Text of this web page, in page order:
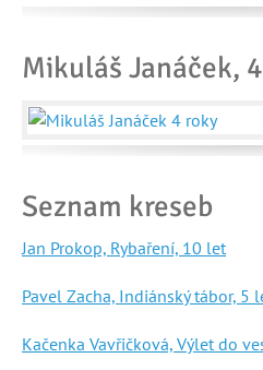
Mikuláš Janáček,
Seznam kreseb
Jan Prokop, Rybaření, 10 let
Pavel Zacha, Indiánský tábor, 5
Kačenka Vavřičková, Výlet do